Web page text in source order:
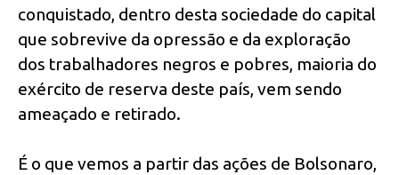
conquistado, dentro desta sociedade do capital
que sobrevive da opressão e da exploração
dos trabalhadores negros e pobres, maioria do
exército de reserva deste país, vem sendo
ameaçado e retirado.
É o que vemos a partir das ações de Bolsonaro,